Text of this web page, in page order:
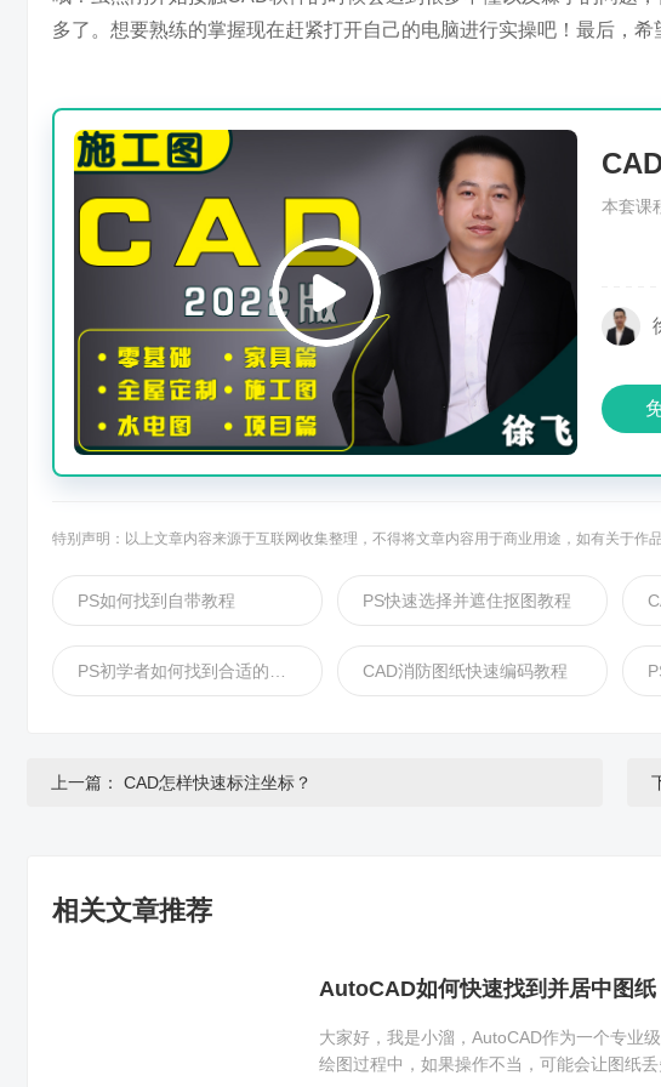
多了。想要熟练的掌握现在赶紧打开自己的电脑进行实操吧！最后，希
本套课
特别声明：以上文章内容来源于互联网收集整理，不得将文章内容用于商业用途，如有关于作
PS如何找到自带教程 PS快速选择并遮住抠图教程
CAD消防图纸快速编码教程
上一篇： CAD怎样快速标注坐标？
相关文章推荐
AutoCAD如何快速找到并居中图纸
大家好，我是小溜，AutoCAD作为一个专业
绘图过程中，如果操作不当，可能会让图纸